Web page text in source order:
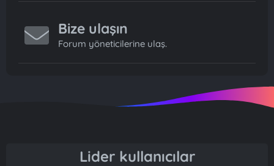
Bize ulaşın
Forum yöneticilerine ulaş.
Lider kullanıcılar